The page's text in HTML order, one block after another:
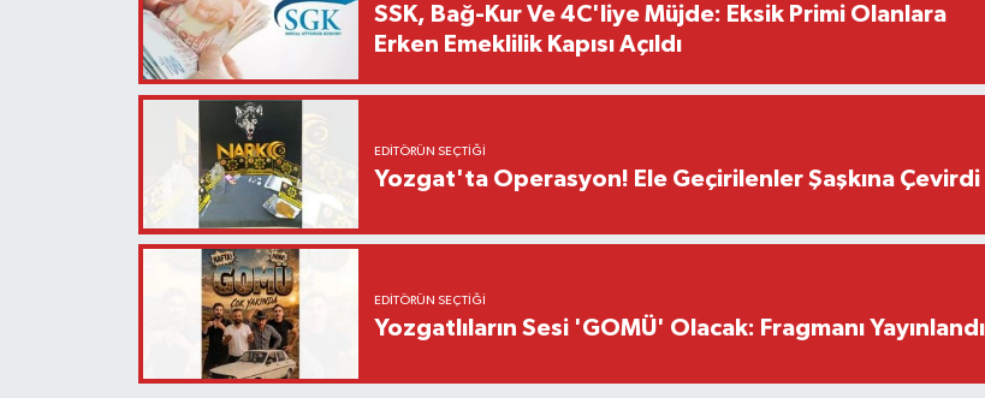
SSK, Bağ-Kur Ve 4C'liye Müjde: Eksik Primi Olanlara
Erken Emeklilik Kapısı Açıldı
EDITÖRÜN SEÇTIĞI
Yozgat'ta Operasyon! Ele Geçirilenler Şaşkına Çevirdi
EDITÖRÜN SEÇTIĞI
Yozgatlıların Sesi 'GOMÜ' Olacak: Fragmanı Yayınlandı